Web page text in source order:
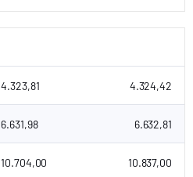
4.323,81 4.324,42
6.631,98 6.632,81
10.704,00 10.837,00